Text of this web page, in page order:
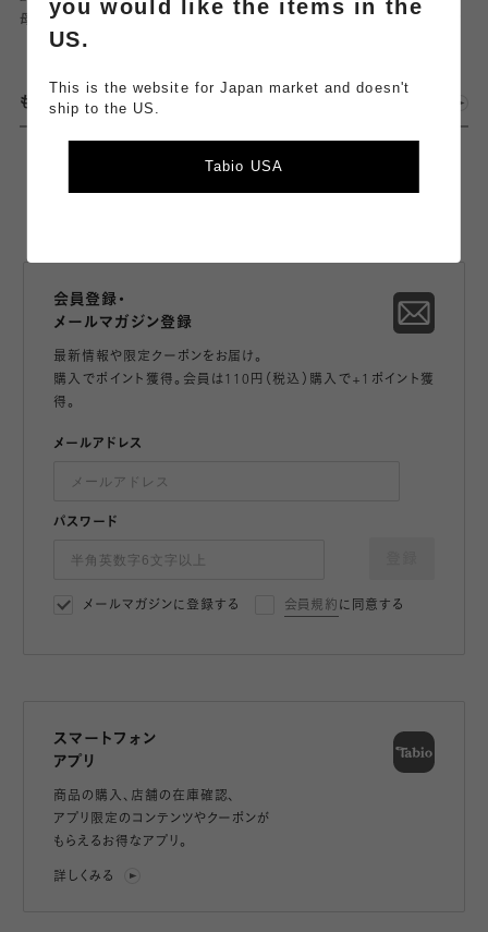
母の日に贈りたい靴下𓂃𓈒 𓂂𓏸
もっとみる
会員登録・
メールマガジン登録
最新情報や限定クーポンをお届け。
購入でポイント獲得。会員は110円（税込）購入で+1ポイント獲
得。
メールアドレス
パスワード
メールマガジンに登録する 会員規約 に同意する
スマートフォン
アプリ
商品の購入、店舗の在庫確認、
アプリ限定のコンテンツやクーポンが
もらえるお得なアプリ。
詳しくみる
you would like the items in the
US.
This is the website for Japan market and doesn't
ship to the US.
Tabio USA